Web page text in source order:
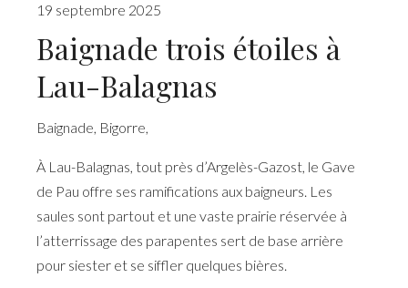
19 septembre 2025
Baignade trois étoiles à
Lau-Balagnas
Baignade Bigorre
À Lau-Balagnas, tout près d’Argelès-Gazost, le Gave
de Pau offre ses ramifications aux baigneurs. Les
saules sont partout et une vaste prairie réservée à
l’atterrissage des parapentes sert de base arrière
pour siester et se siffler quelques bières.